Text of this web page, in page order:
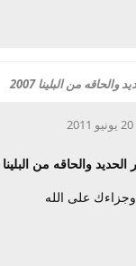
والحاقه من البلينا 2007
20 يونيو 2011
والحاقه من البلينا 2007
على الله